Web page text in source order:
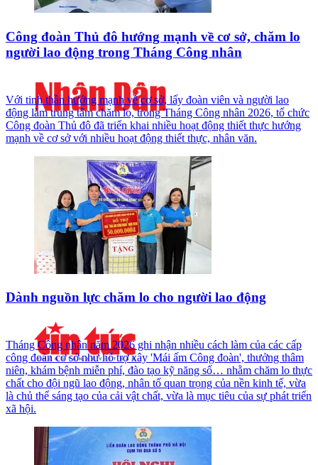
Công đoàn Thủ đô hướng mạnh về cơ sở, chăm lo
người lao động trong Tháng Công nhân
Với tinh thần hướng mạnh về cơ sở, lấy đoàn viên và người lao
động làm trung tâm chăm lo, trong Tháng Công nhân 2026, tổ chức
Công đoàn Thủ đô đã triển khai nhiều hoạt động thiết thực hướng
mạnh về cơ sở với nhiều hoạt động thiết thực, nhân văn.
Dành nguồn lực chăm lo cho người lao động
Tháng Công nhân năm 2026 ghi nhận nhiều cách làm của các cấp
công đoàn cơ sở như hỗ trợ xây 'Mái ấm Công đoàn', thưởng thâm
niên, khám bệnh miễn phí, đào tạo kỹ năng số… nhằm chăm lo thực
chất cho đội ngũ lao động, nhân tố quan trọng của nền kinh tế, vừa
là chủ thể sáng tạo của cải vật chất, vừa là mục tiêu của sự phát triển
xã hội.